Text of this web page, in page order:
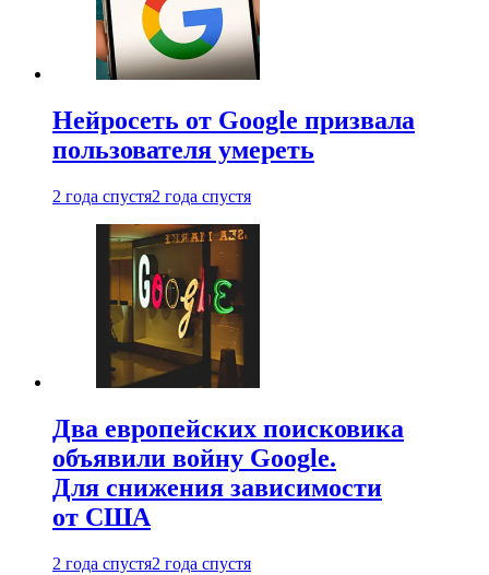
Нейросеть от Google призвала
пользователя умереть
2 года спустя2 года спустя
Два европейских поисковика
объявили войну Google.
Для снижения зависимости
от США
2 года спустя2 года спустя